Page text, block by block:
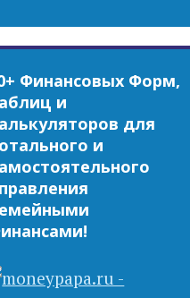
Финансовых Форм,
и
для
и